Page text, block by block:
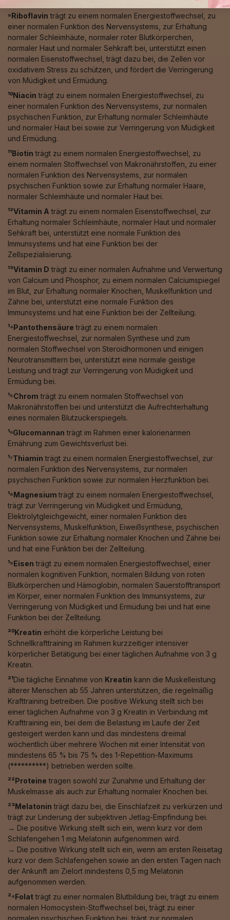
⁹Riboflavin trägt zu einem normalen Energiestoffwechsel, zu
einer normalen Funktion des Nervensystems, zur Erhaltung
normaler Schleimhäute, normaler roter Blutkörperchen,
normaler Haut und normaler Sehkraft bei, unterstützt einen
normalen Eisenstoffwechsel, trägt dazu bei, die Zellen vor
oxidativem Stress zu schützen, und fördert die Verringerung
von Müdigkeit und Ermüdung.
¹⁰Niacin trägt zu einem normalen Energiestoffwechsel, zu
einer normalen Funktion des Nervensystems, zur normalen
psychischen Funktion, zur Erhaltung normaler Schleimhäute
und normaler Haut bei sowie zur Verringerung von Müdigkeit
und Ermüdung.
¹¹Biotin trägt zu einem normalen Energiestoffwechsel, zu
einem normalen Stoffwechsel von Makronährstoffen, zu einer
normalen Funktion des Nervensystems, zur normalen
psychischen Funktion sowie zur Erhaltung normaler Haare,
normaler Schleimhäute und normaler Haut bei.
¹²Vitamin A trägt zu einem normalen Eisenstoffwechsel, zur
Erhaltung normaler Schleimhäute, normaler Haut und normaler
Sehkraft bei, unterstützt eine normale Funktion des
Immunsystems und hat eine Funktion bei der
Zellspezialisierung.
¹³Vitamin D trägt zu einer normalen Aufnahme und Verwertung
von Calcium und Phosphor, zu einem normalen Calciumspiegel
im Blut, zur Erhaltung normaler Knochen, Muskelfunktion und
Zähne bei, unterstützt eine normale Funktion des
Immunsystems und hat eine Funktion bei der Zellteilung.
¹⁴Pantothensäure trägt zu einem normalen
Energiestoffwechsel, zur normalen Synthese und zum
normalen Stoffwechsel von Steroidhormonen und einigen
Neurotransmittern bei, unterstützt eine normale geistige
Leistung und trägt zur Verringerung von Müdigkeit und
Ermüdung bei.
¹⁵Chrom trägt zu einem normalen Stoffwechsel von
Makronährstoffen bei und unterstützt die Aufrechterhaltung
eines normalen Blutzuckerspiegels.
¹⁶Glucomannan trägt im Rahmen einer kalorienarmen
Ernährung zum Gewichtsverlust bei.
¹⁷Thiamin trägt zu einem normalen Energiestoffwechsel, zur
normalen Funktion des Nervensystems, zur normalen
psychischen Funktion sowie zur normalen Herzfunktion bei.
¹⁸Magnesiumträgt zu einem normalen Energiestoffwechsel,
trägt zur Verringerung vin Müdigkeit und Ermüdung,
Elektrolytgleichgewicht, einer normalen Funktion des
Nervensystems, Muskelfunktion, Eiweißsynthese, psychischen
Funktion sowie zur Erhaltung normaler Knochen und Zähne bei
und hat eine Funktion bei der Zellteilung.
¹⁹Eisen trägt zu einem normalen Energiestoffwechsel, einer
normalen kognitiven Funktion, normalen Bildung von roten
Blutkörperchen und Hämoglobin, normalen Sauerstofftransport
im Körper, einer normalen Funktion des Immunsystems, zur
Verringerung von Müdigkeit und Ermüdung bei und hat eine
Funktion bei der Zellteilung.
²⁰Kreatin erhöht die körperliche Leistung bei
Schnellkrafttraining im Rahmen kurzzeitiger intensiver
körperlicher Betätigung bei einer täglichen Aufnahme von 3 g
Kreatin.
²¹Die tägliche Einnahme von Kreatin kann die Muskelleistung
älterer Menschen ab 55 Jahren unterstützen, die regelmäßig
Krafttraining betreiben. Die positive Wirkung stellt sich bei
einer täglichen Aufnahme von 3 g Kreatin in Verbindung mit
Krafttraining ein, bei dem die Belastung im Laufe der Zeit
gesteigert werden kann und das mindestens dreimal
wöchentlich über mehrere Wochen mit einer Intensität von
mindestens 65 % bis 75 % des 1-Repetition-Maximums
(**********) betrieben werden sollte.
²²Proteine tragen sowohl zur Zunahme und Erhaltung der
Muskelmasse als auch zur Erhaltung normaler Knochen bei.
²³Melatonin trägt dazu bei, die Einschlafzeit zu verkürzen und
trägt zur Linderung der subjektiven Jetlag-Empfindung bei.
→ Die positive Wirkung stellt sich ein, wenn kurz vor dem
Schlafengehen 1 mg Melatonin aufgenommen wird.
→ Die positive Wirkung stellt sich ein, wenn am ersten Reisetag
kurz vor dem Schlafengehen sowie an den ersten Tagen nach
der Ankunft am Zielort mindestens 0,5 mg Melatonin
aufgenommen werden.
²⁴Folatträgt zu einer normalen Blutbildung bei, trägt zu einem
normalen Homocystein-Stoffwechsel bei, trägt zu einer
normalen psychischen Funktion bei, trägt zur normalen